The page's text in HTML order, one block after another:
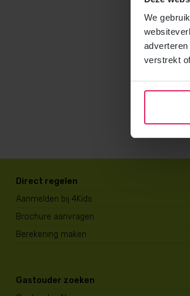
We
verstrekt
Direct regelen
Aanmelden bij 4Kids
Brochure aanvragen
Berekening maken
Gastouder zoeken